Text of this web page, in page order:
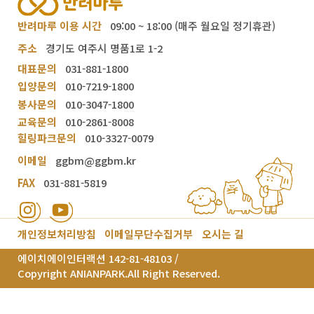
반려마루 이용 시간
09:00 ~ 18:00 (매주 월요일 정기휴관)
주소
경기도 여주시 명품1로 1-2
대표문의
031-881-1800
입양문의
010-7219-1800
봉사문의
010-3047-1800
교육문의
010-2861-8008
힐링파크문의
010-3327-0079
이메일
ggbm@ggbm.kr
FAX
031-881-5819
개인정보처리방침 이메일무단수집거부
오시는 길
에이치에이인터랙션 142-81-48103 /
Copyright ANIANPARK.All Right Reserved.